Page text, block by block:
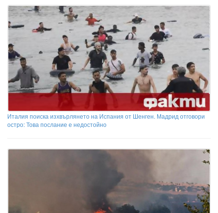
Италия поиска изхвърлянето на Испания от Шенген. Мадрид отговори
остро: Това послание е недостойно